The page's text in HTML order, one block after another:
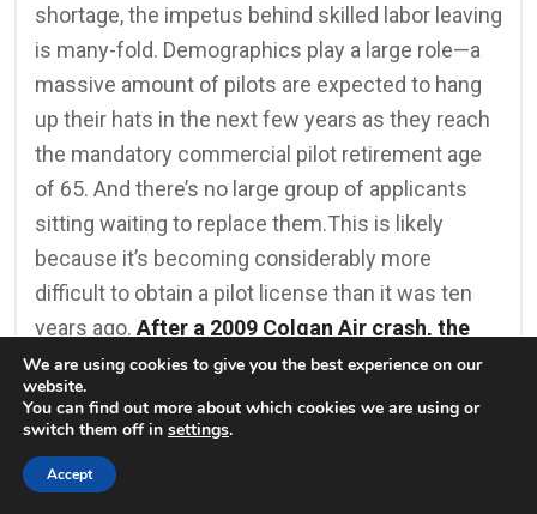
shortage, the impetus behind skilled labor leaving
is many-fold. Demographics play a large role—a
massive amount of pilots are expected to hang
up their hats in the next few years as they reach
the mandatory commercial pilot retirement age
of 65. And there’s no large group of applicants
sitting waiting to replace them.This is likely
because it’s becoming considerably more
difficult to obtain a pilot license than it was ten
years ago. After a 2009 Colgan Air crash, the
US Federal Aviation Administration raised the
requirements for an ATP certificate from 250
hours to a whopping 1,500 hours of training.
We are using cookies to give you the best experience on our
website.
You can find out more about which cookies we are using or
switch them off in settings.
Accept